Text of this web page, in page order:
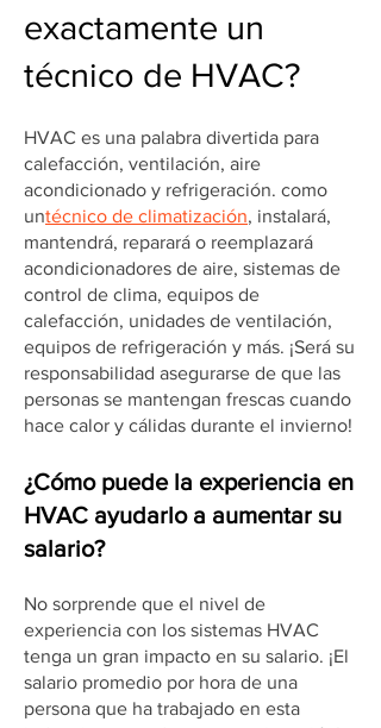
exactamente un
técnico de HVAC?
HVAC es una palabra divertida para
calefacción, ventilación, aire
acondicionado y refrigeración. como
untécnico de climatización, instalará,
mantendrá, reparará o reemplazará
acondicionadores de aire, sistemas de
control de clima, equipos de
calefacción, unidades de ventilación,
equipos de refrigeración y más. ¡Será su
responsabilidad asegurarse de que las
personas se mantengan frescas cuando
hace calor y cálidas durante el invierno!
¿Cómo puede la experiencia en
HVAC ayudarlo a aumentar su
salario?
No sorprende que el nivel de
experiencia con los sistemas HVAC
tenga un gran impacto en su salario. ¡El
salario promedio por hora de una
persona que ha trabajado en esta